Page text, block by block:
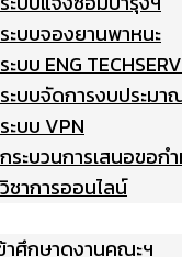
ระบบจองยานพาหนะ
ระบบ ENG TECHSERV
ระบบจัดการงบประมา
ระบบ VPN
กระบวนการเสนอขอก
วิชาการออนไลน์
าศึกษาดูงานคณะฯ